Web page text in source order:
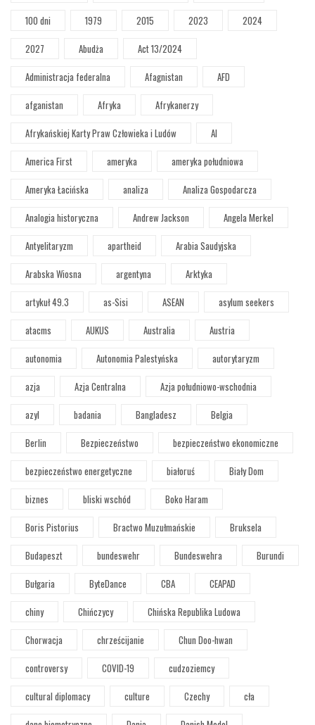
100 dni
1979 2015 2023
2024
2027
Abudża
Act 13/2024
Administracja federalna
Afagnistan
AFD
afganistan
Afryka
Afrykanerzy
Afrykańskiej Karty Praw Człowieka i Ludów
AI
America First
ameryka
ameryka południowa
Ameryka Łacińska
analiza
Analiza Gospodarcza
Analogia historyczna
Andrew Jackson
Angela Merkel
Antyelitaryzm
apartheid
Arabia Saudyjska
Arabska Wiosna
argentyna
Arktyka
artykuł 49.3
as-Sisi ASEAN
asylum seekers
atacms
AUKUS Australia
Austria
autonomia
Autonomia Palestyńska
autorytaryzm
azja
Azja Centralna
Azja południowo-wschodnia
azyl
badania Bangladesz
Belgia
Berlin
Bezpieczeństwo
bezpieczeństwo ekonomiczne
bezpieczeństwo energetyczne
białoruś
Biały Dom
biznes
bliski wschód
Boko Haram
Boris Pistorius
Bractwo Muzułmańskie
Bruksela
Budapeszt
bundeswehr Bundeswehra
Burundi
Bułgaria
ByteDance CBA
CEAPAD
chiny
Chińczycy
Chińska Republika Ludowa
Chorwacja
chrześcijanie
Chun Doo-hwan
controversy
COVID-19
cudzoziemcy
cultural diplomacy
culture Czechy
cła